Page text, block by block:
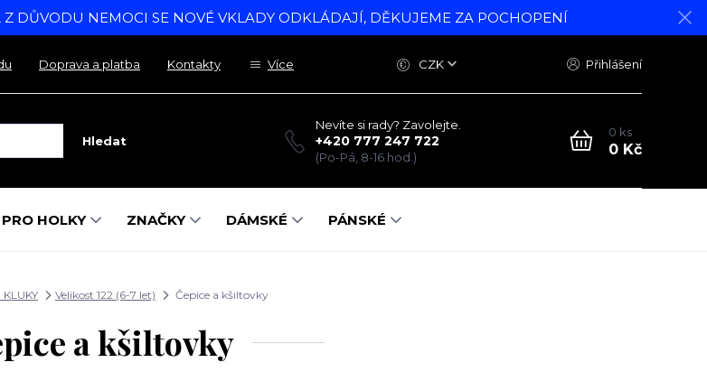
DŮVODU NEMOCI SE NOVÉ VKLADY ODKLÁDAJÍ, DĚKUJEME ZA POCHOPENÍ
Doprava a platba Kontakty Více CZK Přihlášení
Hledat
Nevíte si rady? Zavolejte.
+420 777 247 722
(Po-Pá, 8-16 hod.)
0 ks
0 Kč
PRO HOLKY ZNAČKY DÁMSKÉ PÁNSKÉ
Velikost 122 (6-7 let) Čepice a kšiltovky
a kšiltovky